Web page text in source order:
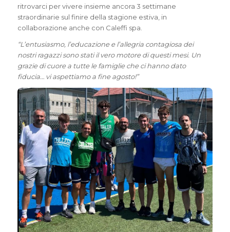
ritrovarci per vivere insieme ancora 3 settimane
straordinarie sul finire della stagione estiva, in
collaborazione anche con Caleffi spa.
“L’entusiasmo, l’educazione e l’allegria contagiosa dei
nostri ragazzi sono stati il vero motore di questi mesi. Un
grazie di cuore a tutte le famiglie che ci hanno dato
fiducia… vi aspettiamo a fine agosto!”